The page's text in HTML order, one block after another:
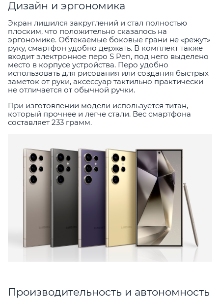
Дизайн и эргономика
Экран лишился закруглений и стал полностью
плоским, что положительно сказалось на
эргономике. Обтекаемые боковые грани не «режут»
руку, смартфон удобно держать. В комплект также
входит электронное перо S Pen, под него выделено
место в корпусе устройства. Перо удобно
использовать для рисования или создания быстрых
заметок от руки, аксессуар тактильно практически
не отличается от обычной ручки.
При изготовлении модели используется титан,
который прочнее и легче стали. Вес смартфона
составляет 233 грамм.
Производительность и автономность